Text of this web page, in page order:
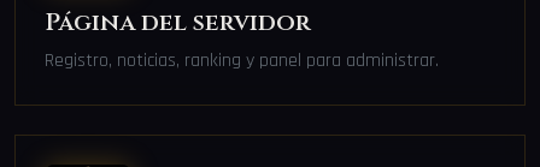
Página del servidor
Registro, noticias, ranking y panel para administrar.